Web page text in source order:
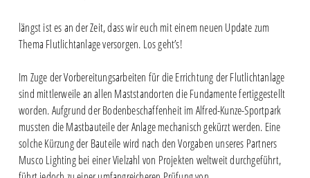
längst ist es an der Zeit, dass wir euch mit einem neuen Update zum
Thema Flutlichtanlage versorgen. Los geht’s!
Im Zuge der Vorbereitungsarbeiten für die Errichtung der Flutlichtanlage
sind mittlerweile an allen Maststandorten die Fundamente fertiggestellt
worden. Aufgrund der Bodenbeschaffenheit im Alfred-Kunze-Sportpark
mussten die Mastbauteile der Anlage mechanisch gekürzt werden. Eine
solche Kürzung der Bauteile wird nach den Vorgaben unseres Partners
Musco Lighting bei einer Vielzahl von Projekten weltweit durchgeführt,